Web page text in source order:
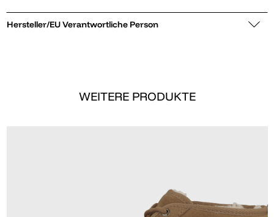
Hersteller/EU Verantwortliche Person
WEITERE PRODUKTE